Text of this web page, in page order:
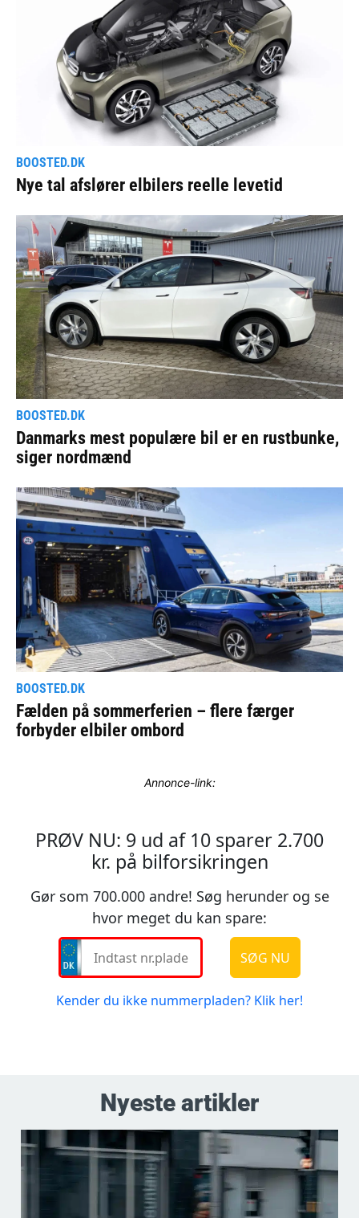
Annonce-link:
Nyeste artikler